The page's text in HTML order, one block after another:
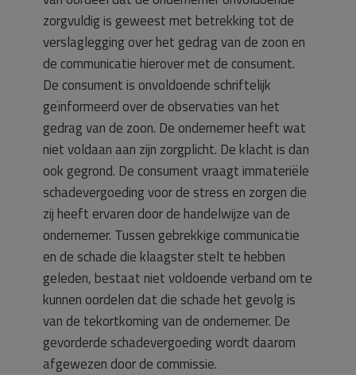
zorgvuldig is geweest met betrekking tot de
verslaglegging over het gedrag van de zoon en
de communicatie hierover met de consument.
De consument is onvoldoende schriftelijk
geïnformeerd over de observaties van het
gedrag van de zoon. De ondernemer heeft wat
niet voldaan aan zijn zorgplicht. De klacht is dan
ook gegrond. De consument vraagt immateriële
schadevergoeding voor de stress en zorgen die
zij heeft ervaren door de handelwijze van de
ondernemer. Tussen gebrekkige communicatie
en de schade die klaagster stelt te hebben
geleden, bestaat niet voldoende verband om te
kunnen oordelen dat die schade het gevolg is
van de tekortkoming van de ondernemer. De
gevorderde schadevergoeding wordt daarom
afgewezen door de commissie.